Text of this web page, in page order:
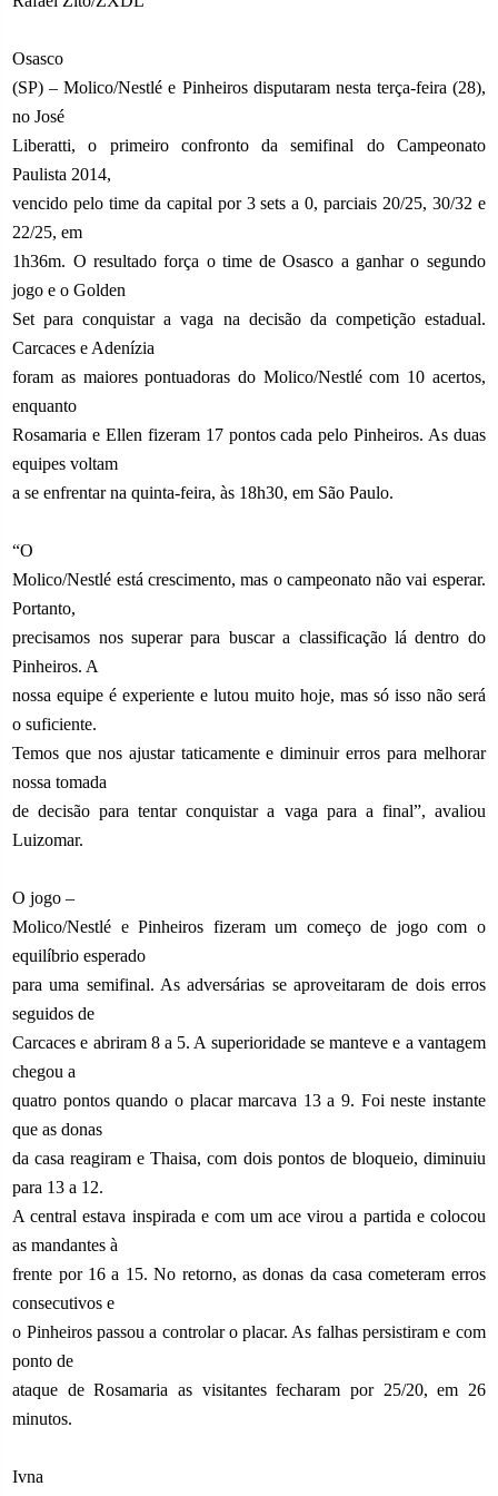
Osasco
(SP) – Molico/Nestlé e Pinheiros disputaram nesta terça-feira (28),
no José
Liberatti, o primeiro confronto da semifinal do Campeonato
Paulista 2014,
vencido pelo time da capital por 3 sets a 0, parciais 20/25, 30/32 e
22/25, em
1h36m. O resultado força o time de Osasco a ganhar o segundo
jogo e o Golden
Set para conquistar a vaga na decisão da competição estadual.
Carcaces e Adenízia
foram as maiores pontuadoras do Molico/Nestlé com 10 acertos,
enquanto
Rosamaria e Ellen fizeram 17 pontos cada pelo Pinheiros. As duas
equipes voltam
a se enfrentar na quinta-feira, às 18h30, em São Paulo.
“O
Molico/Nestlé está crescimento, mas o campeonato não vai esperar.
Portanto,
precisamos nos superar para buscar a classificação lá dentro do
Pinheiros. A
nossa equipe é experiente e lutou muito hoje, mas só isso não será
o suficiente.
Temos que nos ajustar taticamente e diminuir erros para melhorar
nossa tomada
de decisão para tentar conquistar a vaga para a final”, avaliou
Luizomar.
O jogo –
Molico/Nestlé e Pinheiros fizeram um começo de jogo com o
equilíbrio esperado
para uma semifinal. As adversárias se aproveitaram de dois erros
seguidos de
Carcaces e abriram 8 a 5. A superioridade se manteve e a vantagem
chegou a
quatro pontos quando o placar marcava 13 a 9. Foi neste instante
que as donas
da casa reagiram e Thaisa, com dois pontos de bloqueio, diminuiu
para 13 a 12.
A central estava inspirada e com um ace virou a partida e colocou
as mandantes à
frente por 16 a 15. No retorno, as donas da casa cometeram erros
consecutivos e
o Pinheiros passou a controlar o placar. As falhas persistiram e com
ponto de
ataque de Rosamaria as visitantes fecharam por 25/20, em 26
minutos.
Ivna